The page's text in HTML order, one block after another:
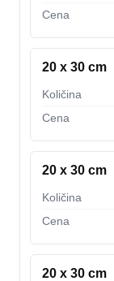
Cena
20 x 30 cm
Količina
Cena
20 x 30 cm
Količina
Cena
20 x 30 cm